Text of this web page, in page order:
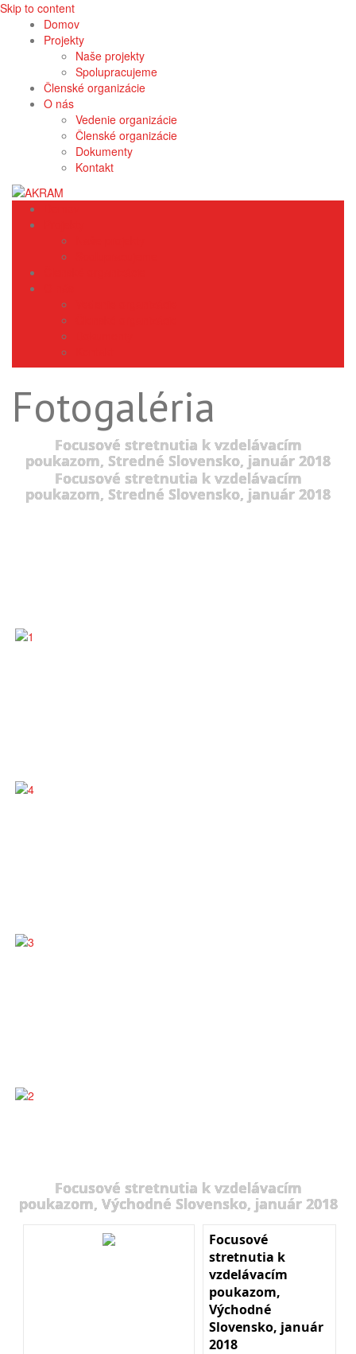
Skip to content
Domov
Projekty
Naše projekty
Spolupracujeme
Členské organizácie
O nás
Vedenie organizácie
Členské organizácie
Dokumenty
Kontakt
Fotogaléria
Focusové stretnutia k vzdelávacím
poukazom, Stredné Slovensko, január 2018
Focusové stretnutia k vzdelávacím
poukazom, Stredné Slovensko, január 2018
Focusové stretnutia k vzdelávacím
poukazom, Východné Slovensko, január 2018
Focusové
stretnutia k
vzdelávacím
poukazom,
Východné
Slovensko, január
2018